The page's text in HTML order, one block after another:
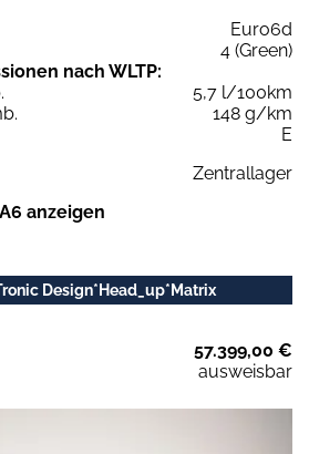
Euro6d
4 (Green)
nach WLTP:
5,7 l/100km
148 g/km
E
Zentrallager
anzeigen
Design*Head_up*Matrix
57.399,00 €
ausweisbar